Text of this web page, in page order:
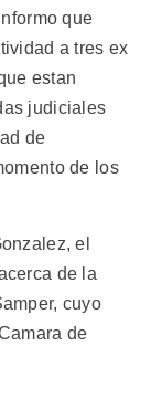
que
a tres ex
estan
judiciales
de
de los
el
de la
cuyo
de